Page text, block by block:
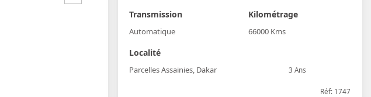
Transmission
Automatique
Kilométrage
66000 Kms
Localité
Parcelles Assainies, Dakar 3 Ans
Réf: 1747